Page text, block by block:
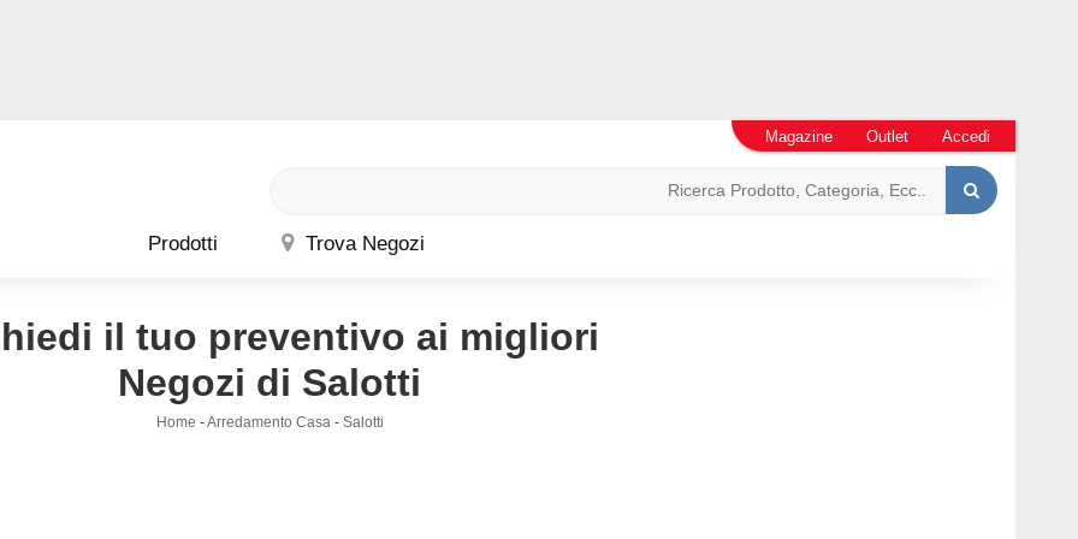
Prodotti Trova Negozi
Magazine Outlet Accedi
il tuo preventivo ai migliori
Negozi di Salotti
Home -Arredamento Casa - Salotti